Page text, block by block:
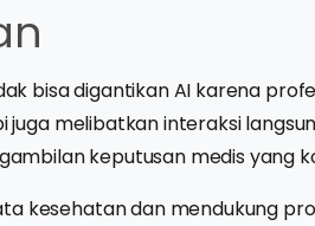
bisa digantikan AI karena
melibatkan interaksi
keputusan medis yang
kesehatan dan mendukung